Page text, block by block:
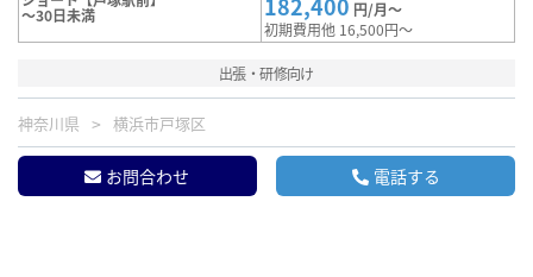
～30日未満 182,400 円/月～
初期費用他 16,500円～
出張・研修向け
神奈川県 横浜市戸塚区
お問合わせ 電話する